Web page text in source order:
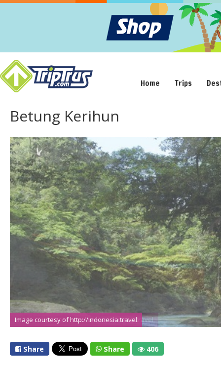
Home Trips
Betung Kerihun
Image courtesy of http://www.indonesia.travel
Image courtesy of http://indonesia.travel
Share Share 406